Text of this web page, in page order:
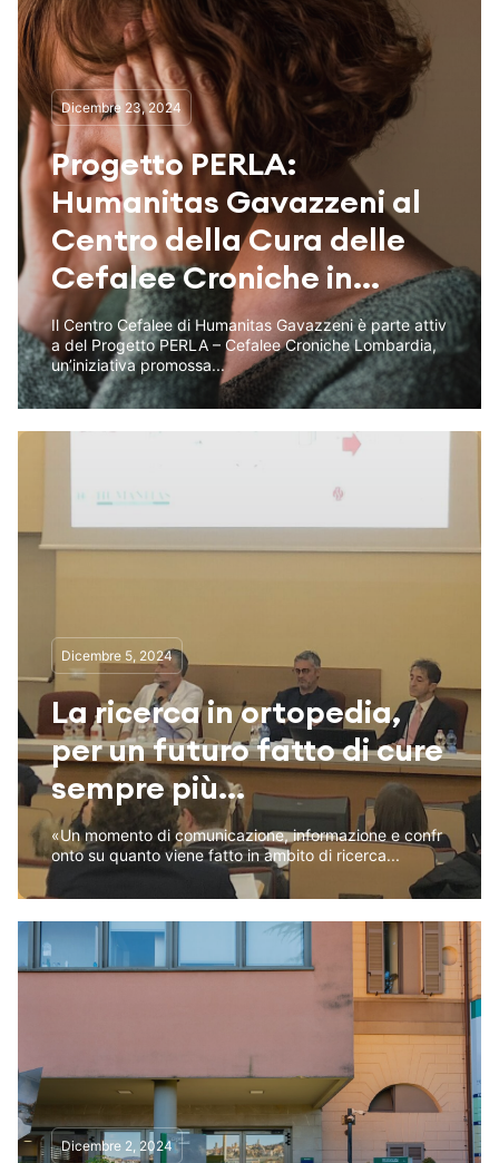
Dicembre 23, 2024
Progetto PERLA:
Humanitas Gavazzeni al
Centro della Cura delle
Cefalee Croniche in...
Il Centro Cefalee di Humanitas Gavazzeni è parte attiv
a del Progetto PERLA – Cefalee Croniche Lombardia,
un’iniziativa promossa...
Dicembre 5, 2024
La ricerca in ortopedia,
per un futuro fatto di cure
sempre più...
«Un momento di comunicazione, informazione e confr
onto su quanto viene fatto in ambito di ricerca...
Dicembre 2, 2024